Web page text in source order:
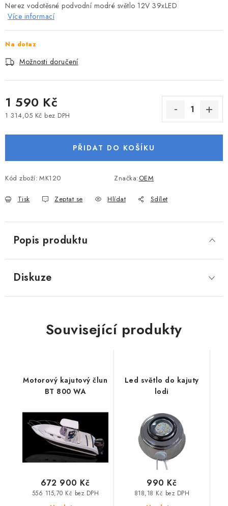
VODNÍ SKŮTRY
KATAMARÁNY - PONTON BOAT
VODNÍ SPORTY
PŘÍSLUŠENSTVÍ K MOTORŮM
Doprava a platba
Reklamace
Nerez vodotěsné podvodní modré světlo 12V 39xLED
Více informací
Na dotaz
Možnosti doručení
1 590 Kč
1 314,05 Kč bez DPH
PŘIDAT DO KOŠÍKU
Kód zboží: MK120 Značka:OEM
Tisk Zeptat se Hlídat Sdílet
Popis produktu
Diskuze
Související produkty
Motorový kajutový člun
BT 800 WA
556 115,70 Kč bez DPH
672 900 Kč
Led světlo do kajuty
lodi
818,18 Kč bez DPH
990 Kč